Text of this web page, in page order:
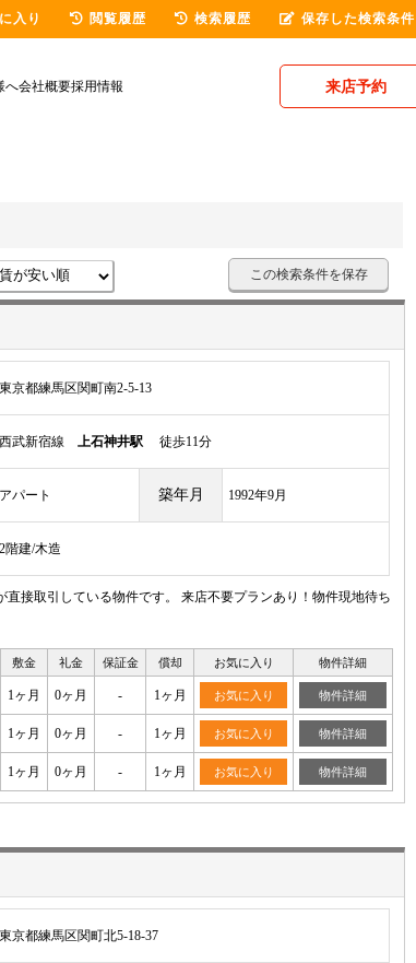
へ会社概要採用情報 来店予約
この検索条件を保存
東京都練馬区関町南2-5-13
西武新宿線 上石神井駅 徒歩11分
アパート 築年月 1992年9月
2階建/木造
接取引している物件です。 来店不要プランあり！物件現地待ち
敷金 礼金 保証金 償却 お気に入り 物件詳細
1ヶ月 0ヶ月 - 1ヶ月 お気に入り 物件詳細
1ヶ月 0ヶ月 - 1ヶ月 お気に入り 物件詳細
1ヶ月 0ヶ月 - 1ヶ月 お気に入り 物件詳細
東京都練馬区関町北5-18-37
入り 閲覧履歴 検索履歴 保存した検索条件